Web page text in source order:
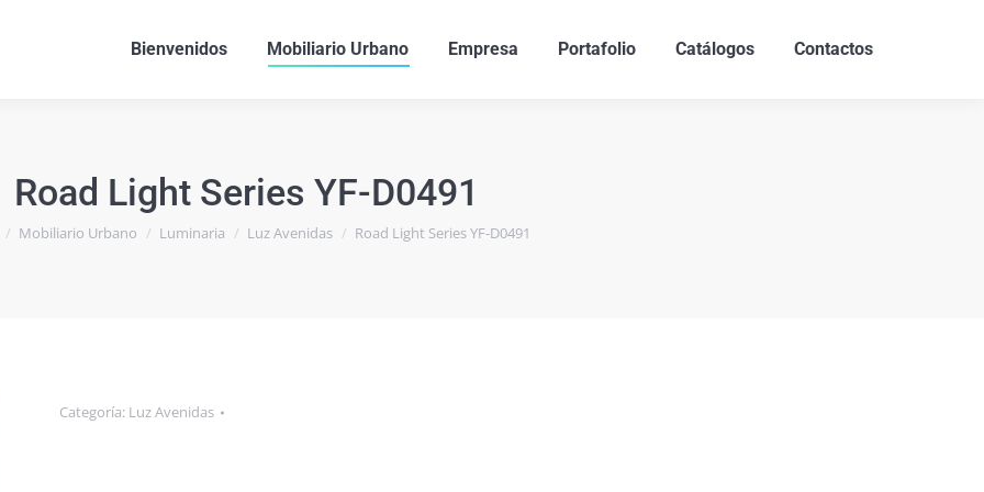
Bienvenidos Mobiliario Urbano Empresa Portafolio Catálogos Contactos
Road Light Series YF-D0491
Mobiliario Urbano Luminaria Luz Avenidas Road Light Series YF-D0491
Categoría: Luz Avenidas